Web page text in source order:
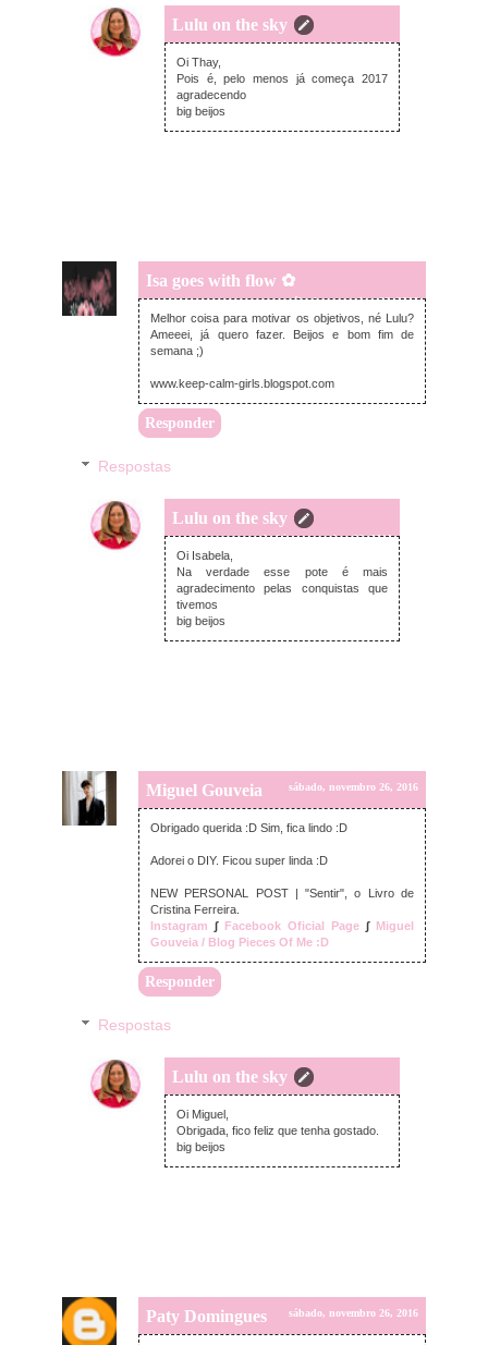
Lulu on the sky
segunda-feira, novembro 28, 2016
Oi Thay,
Pois é, pelo menos já começa 2017
agradecendo
big beijos
Isa goes with flow ✿
sábado, novembro 26, 2016
Melhor coisa para motivar os objetivos, né Lulu?
Ameeei, já quero fazer. Beijos e bom fim de
semana ;)
www.keep-calm-girls.blogspot.com
Responder
Respostas
Lulu on the sky
segunda-feira, novembro 28, 2016
Oi Isabela,
Na verdade esse pote é mais
agradecimento pelas conquistas que
tivemos
big beijos
Miguel Gouveia sábado, novembro 26, 2016
Obrigado querida :D Sim, fica lindo :D
Adorei o DIY. Ficou super linda :D
NEW PERSONAL POST | "Sentir", o Livro de
Cristina Ferreira.
Instagram ∫ Facebook Oficial Page ∫ Miguel
Gouveia / Blog Pieces Of Me :D
Responder
Respostas
Lulu on the sky
segunda-feira, novembro 28, 2016
Oi Miguel,
Obrigada, fico feliz que tenha gostado.
big beijos
Paty Domingues sábado, novembro 26, 2016